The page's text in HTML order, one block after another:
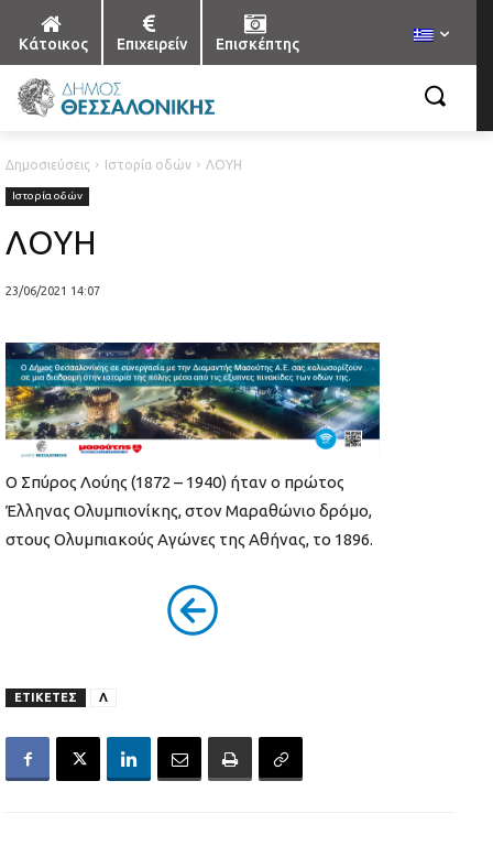
Κάτοικος Επιχειρείν Επισκέπτης
Δημοσιεύσεις Ιστορία οδών ΛΟΥΗ
Ιστορία οδών
ΛΟΥΗ
23/06/2021 14:07
Ο Σπύρος Λούης (1872 – 1940) ήταν ο πρώτος
Έλληνας Ολυμπιονίκης, στον Μαραθώνιο δρόμο,
στους Ολυμπιακούς Αγώνες της Αθήνας, το 1896.
ΕΤΙΚΕΤΕΣ Λ